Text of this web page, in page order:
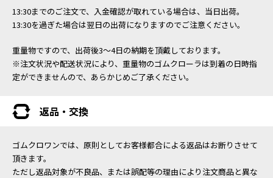
13:30までのご注文で、入金確認が取れている場合は、当日出荷。
13:30を過ぎた場合は翌日の出荷になりますのでご注意ください。
重量物ですので、出荷後3～4日の納期を頂戴しております。
※注文状況や配送状況により、重量物のゴムクローラは到着の日時指
定ができませんので、あらかじめご了承ください。
返品・交換
ゴムクロワンでは、原則としてお客様都合による返品はお断りさせて
頂きます。
ただし返品対象が不良品、または誤配等の理由により注文商品と異な